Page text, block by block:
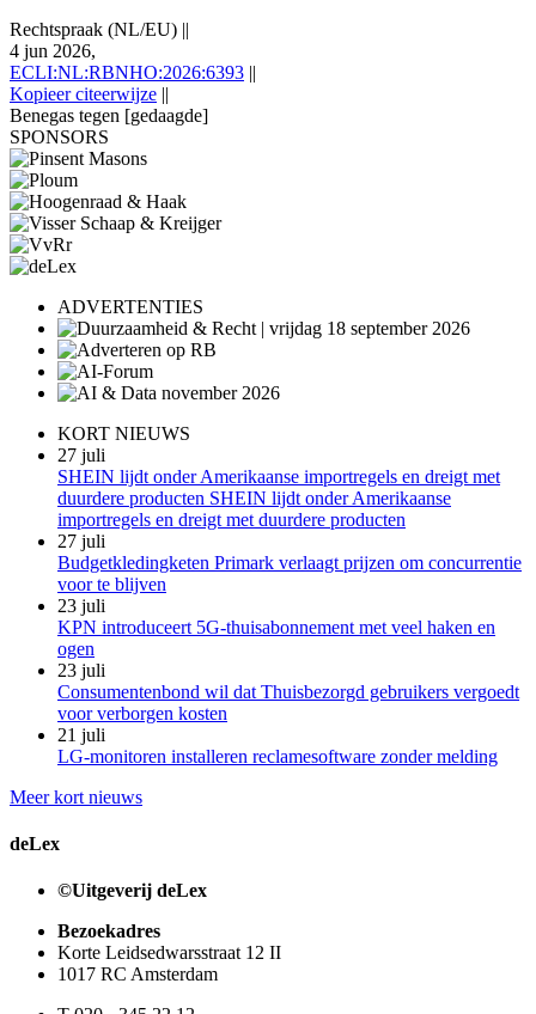
Rechtspraak (NL/EU) ||
4 jun 2026,
ECLI:NL:RBNHO:2026:6393 ||
Kopieer citeerwijze ||
Benegas tegen [gedaagde]
SPONSORS
ADVERTENTIES
KORT NIEUWS
27 juli
SHEIN lijdt onder Amerikaanse importregels en dreigt met
duurdere producten SHEIN lijdt onder Amerikaanse
importregels en dreigt met duurdere producten
27 juli
Budgetkledingketen Primark verlaagt prijzen om concurrentie
voor te blijven
23 juli
KPN introduceert 5G-thuisabonnement met veel haken en
ogen
23 juli
Consumentenbond wil dat Thuisbezorgd gebruikers vergoedt
voor verborgen kosten
21 juli
LG-monitoren installeren reclamesoftware zonder melding
Meer kort nieuws
deLex
©Uitgeverij deLex
Bezoekadres
Korte Leidsedwarsstraat 12 II
1017 RC Amsterdam